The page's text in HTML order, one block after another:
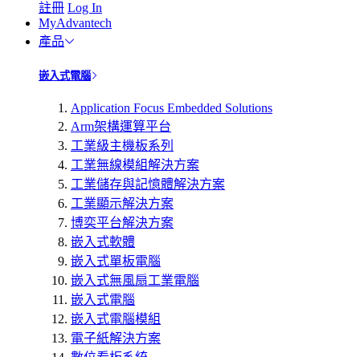
註冊 Log In
MyAdvantech
產品
嵌入式電腦
Application Focus Embedded Solutions
Arm架構運算平台
工業級主機板系列
工業無線模組解決方案
工業儲存與記憶體解決方案
工業顯示解決方案
博奕平台解決方案
嵌入式軟體
嵌入式單板電腦
嵌入式無風扇工業電腦
嵌入式電腦
嵌入式電腦模組
電子紙解決方案